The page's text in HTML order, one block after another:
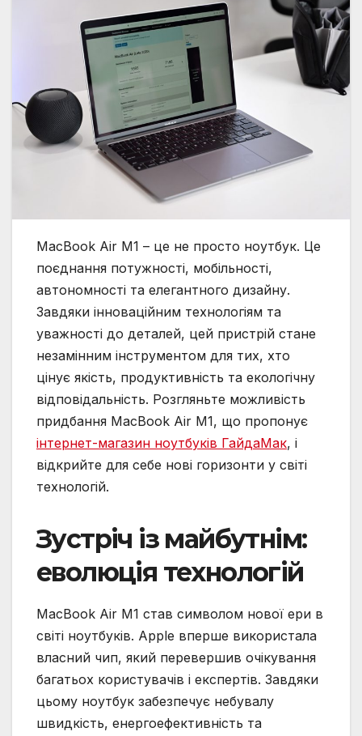
MacBook Air M1 – це не просто ноутбук. Це
поєднання потужності, мобільності,
автономності та елегантного дизайну.
Завдяки інноваційним технологіям та
уважності до деталей, цей пристрій стане
незамінним інструментом для тих, хто
цінує якість, продуктивність та екологічну
відповідальність. Розгляньте можливість
придбання MacBook Air M1, що пропонує
інтернет-магазин ноутбуків ГайдаМак, і
відкрийте для себе нові горизонти у світі
технологій.
Зустріч із майбутнім:
еволюція технологій
MacBook Air M1 став символом нової ери в
світі ноутбуків. Apple вперше використала
власний чип, який перевершив очікування
багатьох користувачів і експертів. Завдяки
цьому ноутбук забезпечує небувалу
швидкість, енергоефективність та